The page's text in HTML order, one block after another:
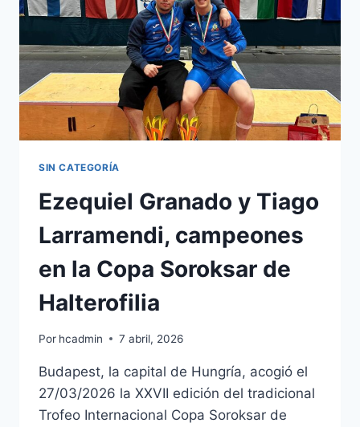
SIN CATEGORÍA
Ezequiel Granado y Tiago
Larramendi, campeones
en la Copa Soroksar de
Halterofilia
Por hcadmin 7 abril, 2026
Budapest, la capital de Hungría, acogió el
27/03/2026 la XXVII edición del tradicional
Trofeo Internacional Copa Soroksar de